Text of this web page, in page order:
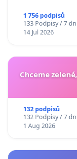
1 756 podpisů
133 Podpisy / 7
14 Jul 2026
Chceme
132 podpisů
132 Podpisy / 7
1 Aug 2026